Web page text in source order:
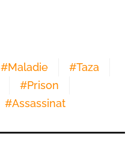
#Maladie #Taza
#Prison
#Assassinat